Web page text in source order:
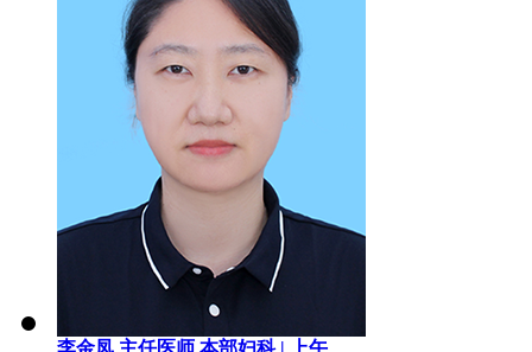
李金凤 主任医师 本部妇科 | 上午